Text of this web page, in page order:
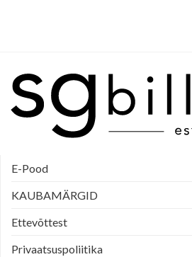
E-Pood
KAUBAMÄRGID
Ettevõttest
Privaatsuspoliitika